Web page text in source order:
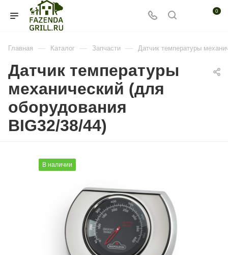
0
Главная — Каталог — Запчасти — Датчик температуры
Датчик температуры
механический (для
оборудования
BIG32/38/44)
В наличии